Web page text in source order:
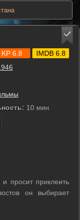
10 мин
KP 6.8 IMDB 6.8
просит приклеить
он выбирает